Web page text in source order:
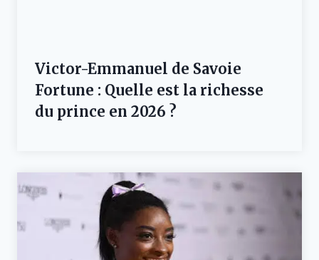
Victor-Emmanuel de Savoie
Fortune : Quelle est la richesse
du prince en 2026 ?